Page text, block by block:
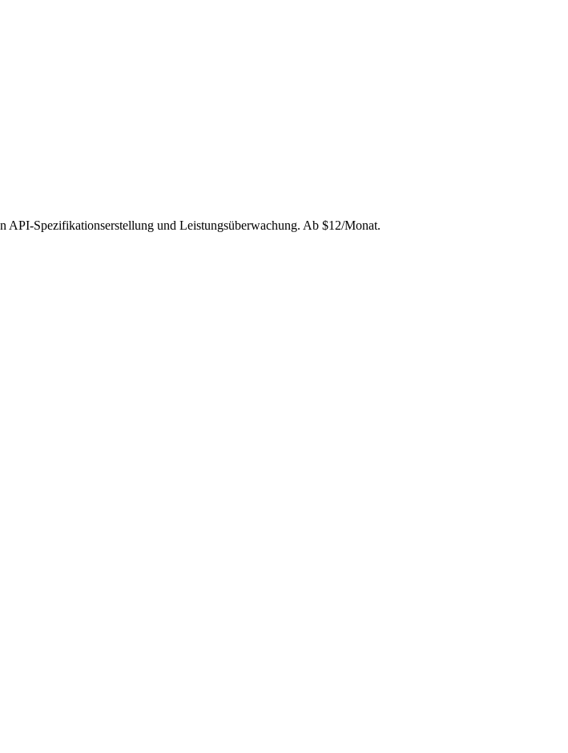
API-Spezifikationserstellung und Leistungsüberwachung. Ab $12/Monat.